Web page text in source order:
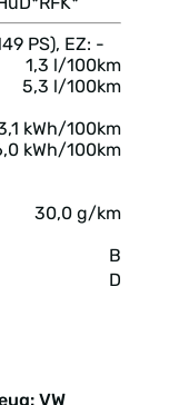
PS), EZ: -
1,3 l/100km
5,3 l/100km
kWh/100km
kWh/100km
30,0 g/km
B
D
VW